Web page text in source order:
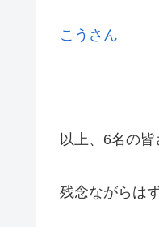
こうさん
以上、6名の
残念ながらは